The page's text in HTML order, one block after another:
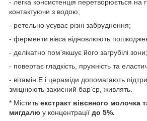
- легка консистенція перетворюється на
контактуючи з водою;
- ретельно усуває різні забруднення;
- ферменти вівса відновлюють
- делікатно пом'якшує його загрубілі зони;
- повертає гладкість, пружність та
- вітамін Е і цераміди допомагають
зміцнюють захисний бар’єр, живлять.
* Містить екстракт вівсяного молочка
мигдалю у концентрації до 5%.